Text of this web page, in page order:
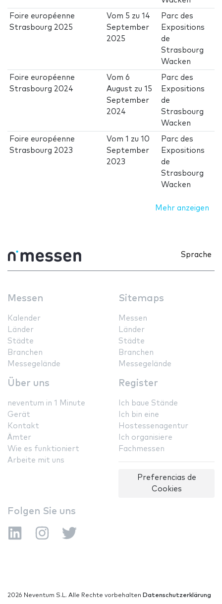
Foire européenne
Strasbourg 2025
Vom 5 zu14
September
2025
Parc des
Expositions
de
Strasbourg
Wacken
Foire européenne
Strasbourg 2024
Vom6
August zu15
September
2024
Parc des
Expositions
de
Strasbourg
Wacken
Foire européenne
Strasbourg 2023
Vom1 zu10
September
2023
Parc des
Expositions
de
Strasbourg
Wacken
Mehr anzeigen
Sprache
Messen
Kalender
Länder
Städte
Branchen
Messegelände
Sitemaps
Messen
Länder
Städte
Branchen
Messegelände
Über uns
neventum in 1 Minute
Gerät
Kontakt
Ämter
Wie es funktioniert
Arbeite mit uns
Register
Ich baue Stände
Ich bin eine
Hostessenagentur
Ich organisiere
Fachmessen
Preferencias de
Cookies
Folgen Sie uns
2026 Neventum S.L. Alle Rechte vorbehalten Datenschutzerklärung